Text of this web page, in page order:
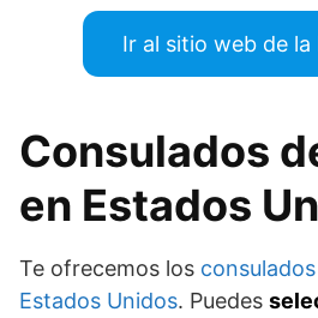
Ir al sitio web de la
Consulados
en Estados
Te ofrecemos los
Estados Unidos. Puedes